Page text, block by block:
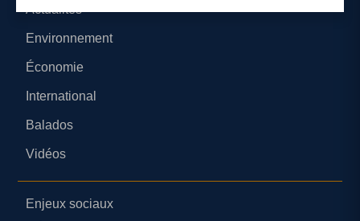
Actualités
Environnement
Économie
International
Balados
Vidéos
Enjeux sociaux